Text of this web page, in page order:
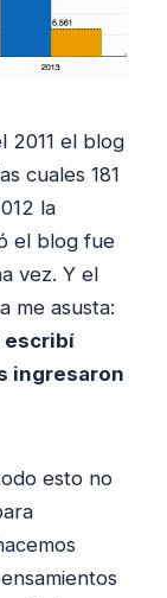
2011 el blog
cuales 181
la
el blog fue
vez. Y el
me asusta:
escribí
ingresaron
esto no